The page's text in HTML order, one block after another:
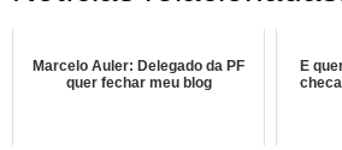
Marcelo Auler: Delegado da PF
quer fechar meu blog
E